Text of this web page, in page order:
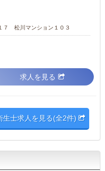
７ 松川マンション１０３
求人を見る
生士求人を見る(全2件)